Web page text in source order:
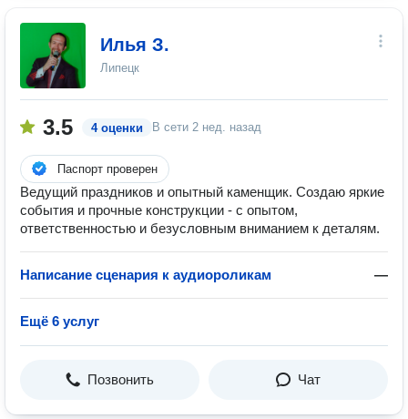
Илья З.
Липецк
3.5 4 оценки В сети 2 нед. назад
Паспорт проверен
Ведущий праздников и опытный каменщик. Создаю яркие
события и прочные конструкции - с опытом,
ответственностью и безусловным вниманием к деталям.
Написание сценария к аудиороликам —
Ещё 6 услуг
Позвонить Чат